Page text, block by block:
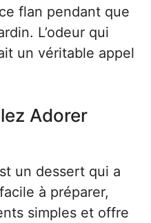
flan pendant que
L’odeur qui
un véritable appel
Adorer
un dessert qui a
à préparer,
simples et offre